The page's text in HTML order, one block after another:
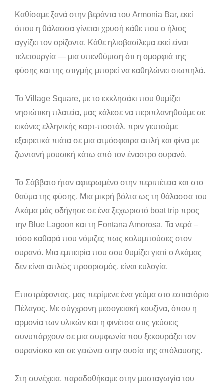
Καθίσαμε ξανά στην βεράντα του Armonia Bar, εκεί
όπου η θάλασσα γίνεται χρυσή κάθε που ο ήλιος
αγγίζει τον ορίζοντα. Κάθε ηλιοβασίλεμα εκεί είναι
τελετουργία — μια υπενθύμιση ότι η ομορφιά της
φύσης και της στιγμής μπορεί να καθηλώνει σιωπηλά.
Το Village Square, με το εκκλησάκι που θυμίζει
νησιώτικη πλατεία, μας κάλεσε να περιπλανηθούμε σε
εικόνες ελληνικής καρτ-ποστάλ, πριν γευτούμε
εξαιρετικά πιάτα σε μια ατμόσφαιρα απλή και φίνα με
ζωντανή μουσική κάτω από τον έναστρο ουρανό.
Το Σάββατο ήταν αφιερωμένο στην περιπέτεια και στο
θαύμα της φύσης. Μια μικρή βόλτα ως τη θάλασσα του
Ακάμα μάς οδήγησε σε ένα ξεχωριστό boat trip προς
την Blue Lagoon και τη Fontana Amorosa. Τα νερά –
τόσο καθαρά που νόμιζες πως κολυμπούσες στον
ουρανό. Μια εμπειρία που σου θυμίζει γιατί ο Ακάμας
δεν είναι απλώς προορισμός, είναι ευλογία.
Επιστρέφοντας, μας περίμενε ένα γεύμα στο εστιατόριο
Πέλαγος. Με σύγχρονη μεσογειακή κουζίνα, όπου η
αρμονία των υλικών και η φινέτσα στις γεύσεις
συνυπάρχουν σε μια συμφωνία που ξεκουράζει τον
ουρανίσκο και σε γειώνει στην ουσία της απόλαυσης.
Στη συνέχεια, παραδοθήκαμε στην μυσταγωγία του